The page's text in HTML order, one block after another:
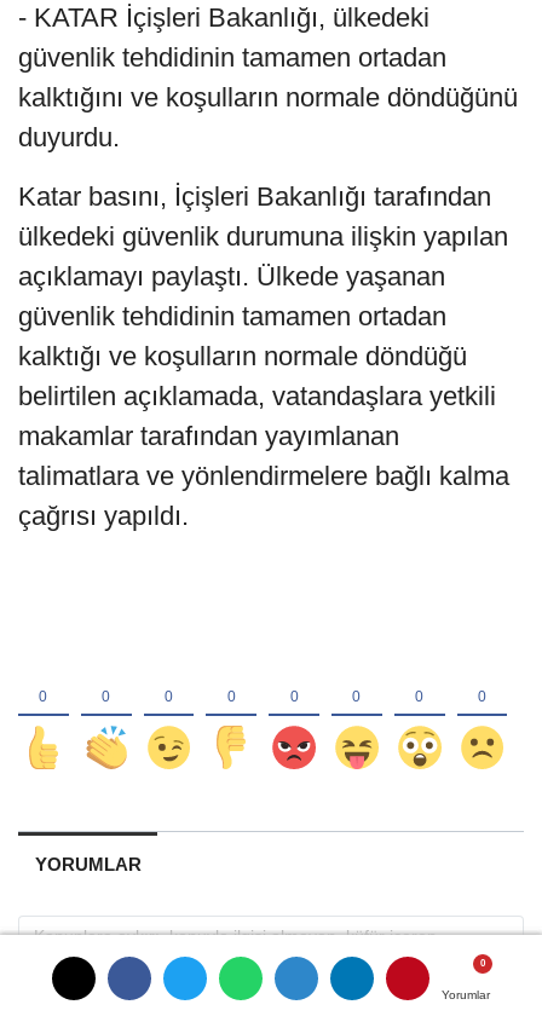
Yorumlar
Yorumlar
Yorumlar
- KATAR İçişleri Bakanlığı, ülkedeki
güvenlik tehdidinin tamamen ortadan
kalktığını ve koşulların normale döndüğünü
duyurdu.
Katar basını, İçişleri Bakanlığı tarafından
ülkedeki güvenlik durumuna ilişkin yapılan
açıklamayı paylaştı. Ülkede yaşanan
güvenlik tehdidinin tamamen ortadan
kalktığı ve koşulların normale döndüğü
belirtilen açıklamada, vatandaşlara yetkili
makamlar tarafından yayımlanan
talimatlara ve yönlendirmelere bağlı kalma
çağrısı yapıldı.
YORUMLAR